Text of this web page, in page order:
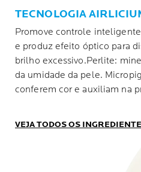
TECNOLOGIA
Promove controle
e produz efeito óptico para
brilho excessivo.Perlite:
da umidade da pele.
conferem cor e auxiliam na
VEJA TODOS OS